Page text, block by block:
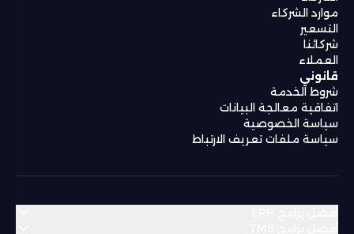
موارد الشركاء
التسعير
شركائنا
العملاء
قانوني
شروط الخدمة
اتفاقية معالجة البيانات
سياسة الخصوصية
سياسة ملفات تعريف الارتباط